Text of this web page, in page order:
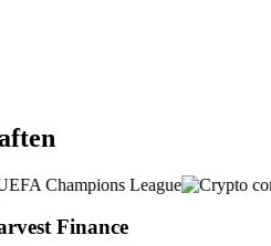
Finance